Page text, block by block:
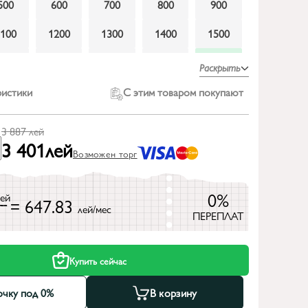
600 700 800
900
1200 1300 1400
1500
2600
Раскрыть
С этим товаром покупают
3 887лей
3 401лейВозможен торг
= 647.83 лей/мес 0%
ПЕРЕПЛАТ
Купить сейчас
под 0% В корзину